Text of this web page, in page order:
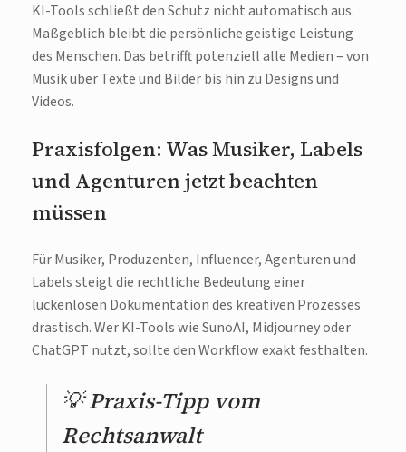
KI-Tools schließt den Schutz nicht automatisch aus.
Maßgeblich bleibt die persönliche geistige Leistung
des Menschen. Das betrifft potenziell alle Medien – von
Musik über Texte und Bilder bis hin zu Designs und
Videos.
Praxisfolgen: Was Musiker, Labels
und Agenturen jetzt beachten
müssen
Für Musiker, Produzenten, Influencer, Agenturen und
Labels steigt die rechtliche Bedeutung einer
lückenlosen Dokumentation des kreativen Prozesses
drastisch. Wer KI-Tools wie SunoAI, Midjourney oder
ChatGPT nutzt, sollte den Workflow exakt festhalten.
💡 Praxis-Tipp vom
Rechtsanwalt